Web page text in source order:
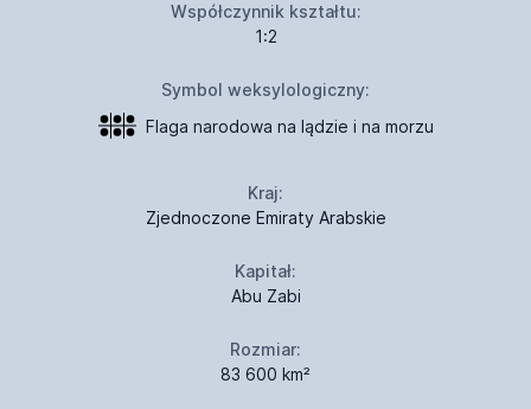
Współczynnik kształtu:
1:2
Symbol weksylologiczny:
Flaga narodowa na lądzie i na morzu
Kraj:
Zjednoczone Emiraty Arabskie
Kapitał:
Abu Zabi
Rozmiar:
83 600 km²